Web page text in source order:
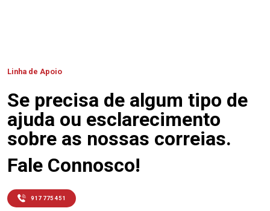
Linha de Apoio
Se precisa de algum tipo de
ajuda ou esclarecimento
sobre as nossas correias.
Fale Connosco!
917 775 451